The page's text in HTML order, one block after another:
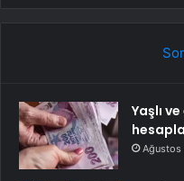
Yaşlı
Ağustos